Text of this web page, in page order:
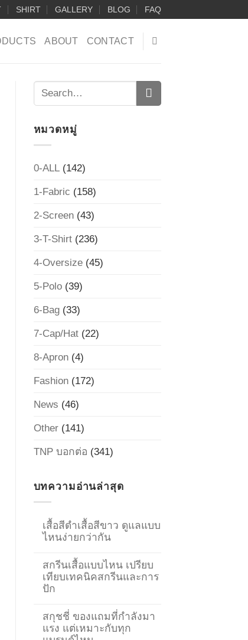
SHIRT GALLERY BLOG FAQ
ABOUT CONTACT
หมวดหมู่
0-ALL(142)
1-Fabric (158)
2-Screen(43)
3-T-Shirt(236)
4-Oversize(45)
5-Polo(39)
6-Bag(33)
7-Cap/Hat(22)
8-Apron(4)
Fashion(172)
News (46)
Other(141)
TNP บอกต่อ (341)
บทความอ่านล่าสุด
เสื้อสีดำเสื้อสีขาว ดูแลแบบ
ไหนง่ายกว่ากัน
สกรีนเสื้อแบบไหน เปรียบ
เทียบเทคนิคสกรีนและการ
ปัก
สกุชชี่ ของแถมที่กำลังมา
แรง แต่เหมาะกับทุก